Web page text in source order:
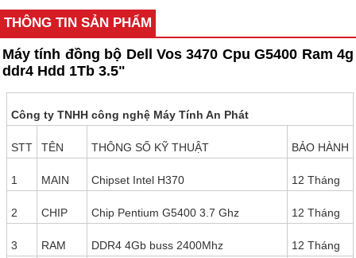
THÔNG TIN SẢN PHẨM
Máy tính đồng bộ Dell Vos 3470 Cpu G5400 Ram 4g
ddr4 Hdd 1Tb 3.5"
Công ty TNHH công nghệ Máy Tính An Phát
STT TÊN THÔNG SỐ KỸ THUẬT BẢO HÀNH
1 MAIN Chipset Intel H370 12 Tháng
2 CHIP Chip Pentium G5400 3.7 Ghz 12 Tháng
3 RAM DDR4 4Gb buss 2400Mhz 12 Tháng